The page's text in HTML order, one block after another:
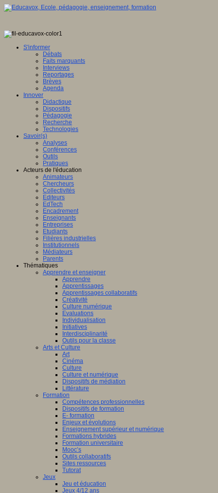
S'informer
Débats
Faits marquants
Interviews
Reportages
Brèves
Agenda
Innover
Didactique
Dispositifs
Pédagogie
Recherche
Technologies
Savoir(s)
Analyses
Conférences
Outils
Pratiques
Acteurs de l'éducation
Animateurs
Chercheurs
Collectivités
Editeurs
EdTech
Encadrement
Enseignants
Entreprises
Etudiants
Filières industrielles
Institutionnels
Médiateurs
Parents
Thématiques
Apprendre et enseigner
Apprendre
Apprentissages
Apprentissages collaboratifs
Créativité
Culture numérique
Evaluations
Individualisation
Initiatives
Interdisciplinarité
Outils pour la classe
Arts et Culture
Art
Cinéma
Culture
Culture et numérique
Dispositifs de médiation
Littérature
Formation
Compétences professionnelles
Dispositifs de formation
E- formation
Enjeux et évolutions
Enseignement supérieur et numérique
Formations hybrides
Formation universitaire
Mooc’s
Outils collaboratifs
Sites ressources
Tutorat
Jeux
Jeu et éducation
Jeux 4/12 ans